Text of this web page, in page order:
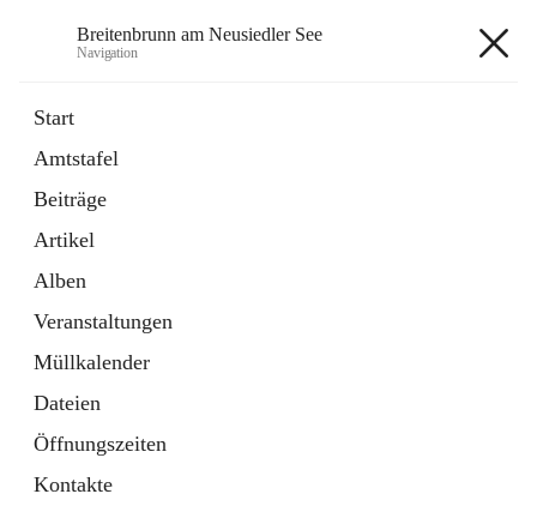
Breitenbrunn am Neusiedler See
Navigation
Start
Amtstafel
Beiträge
Artikel
Alben
Veranstaltungen
Müllkalender
Dateien
Öffnungszeiten
Kontakte
18 Schnellzugriffe
Gemeindeservice